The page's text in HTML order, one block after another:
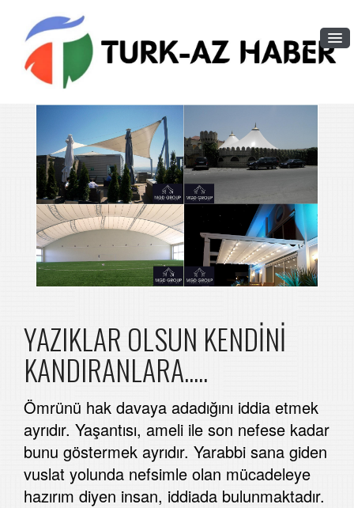
YAZIKLAR OLSUN KENDİNİ
KANDIRANLARA.....
Ömrünü hak davaya adadığını iddia etmek
ayrıdır. Yaşantısı, ameli ile son nefese kadar
bunu göstermek ayrıdır. Yarabbi sana giden
vuslat yolunda nefsimle olan mücadeleye
hazırım diyen insan, iddiada bulunmaktadır.